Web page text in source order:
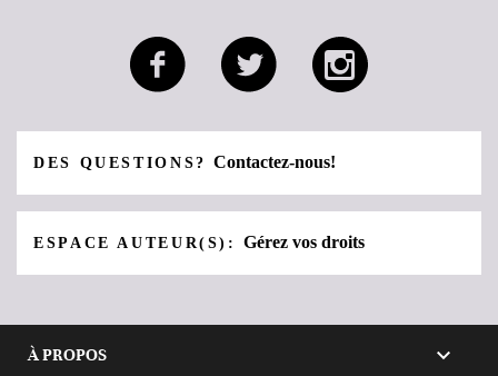
DES QUESTIONS?Contactez-nous!
ESPACE AUTEUR(S):Gérez vos droits
À PROPOS 